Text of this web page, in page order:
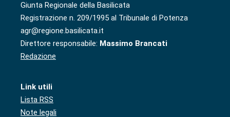
Giunta Regionale della Basilicata
Registrazione n. 209/1995 al Tribunale di Potenza
agr@regione.basilicata.it
Direttore responsabile: Massimo Brancati
Redazione
Link utili
Lista RSS
Note legali